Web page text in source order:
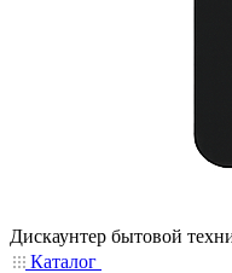
Дискаунтер бытовой
Каталог